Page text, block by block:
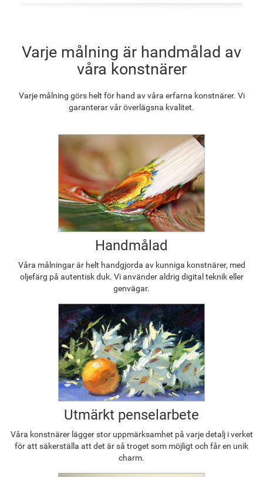
1 217.30 kr
Varje målning är handmålad av
våra konstnärer
Varje målning görs helt för hand av våra erfarna konstnärer. Vi
garanterar vår överlägsna kvalitet.
Handmålad
Våra målningar är helt handgjorda av kunniga konstnärer, med
oljefärg på autentisk duk. Vi använder aldrig digital teknik eller
genvägar.
Utmärkt penselarbete
Våra konstnärer lägger stor uppmärksamhet på varje detalj i verket
för att säkerställa att det är så troget som möjligt och får en unik
charm.